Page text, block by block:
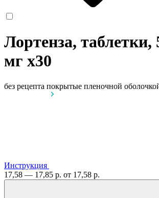
Лортенза, таблетки,
мг x30
без рецепта покрытые пленочной
Инструкция
17,58 — 17,85 р. от 17,58 р.